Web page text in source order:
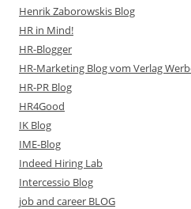
Henrik Zaborowskis Blog
HR in Mind!
HR-Blogger
HR-Marketing Blog vom Verlag
HR-PR Blog
HR4Good
IK Blog
IME-Blog
Indeed Hiring Lab
Intercessio Blog
job and career BLOG